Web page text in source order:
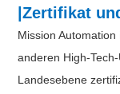
|Zertifikat
Mission
anderen High-
Landesebene